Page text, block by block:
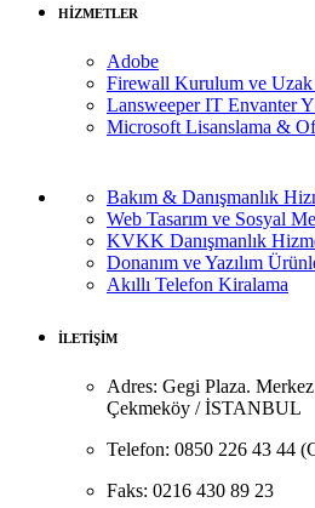
HİZMETLER
Adobe
Firewall Kurulum ve Uzak
Lansweeper IT Envanter
Microsoft Lisanslama &
Bakım & Danışmanlık
Web Tasarım ve Sosyal
KVKK Danışmanlık
Donanım ve Yazılım
Akıllı Telefon Kiralama
İLETİŞİM
Adres: Gegi Plaza.
Çekmeköy / İSTANBUL
Telefon: 0850 226 43 44
Faks: 0216 430 89 23